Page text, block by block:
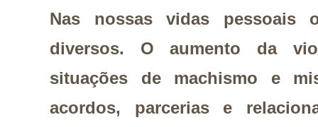
Nas nossas vidas pessoais
diversos. O aumento da
situações de machismo e
acordos, parcerias e